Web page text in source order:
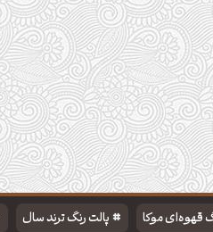
قهوه‌ای موکا پالت رنگ ترند سال